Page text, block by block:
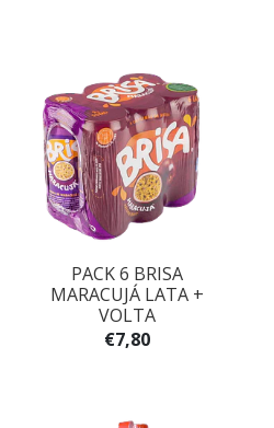
PACK 6 BRISA
MARACUJÁ LATA +
VOLTA
€7,80